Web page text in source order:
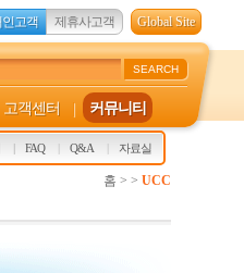
고객 제휴사고객 Global Site
SEARCH
고객센터 | 커뮤니티
FAQ Q&A 자료실
홈 > > UCC